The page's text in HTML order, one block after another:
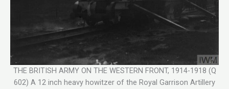
THE BRITISH ARMY ON THE WESTERN FRONT, 1914-1918 (Q
602) A 12 inch heavy howitzer of the Royal Garrison Artillery